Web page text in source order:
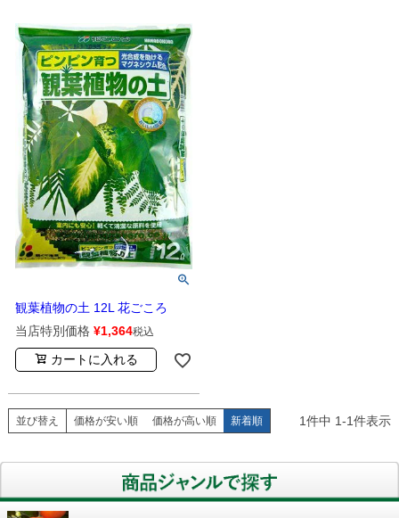
観葉植物の土 12L 花ごころ
当店特別価格 ¥1,364税込
カートに入れる
並び替え 価格が安い順 価格が高い順 新着順 1件中 1-1件表示